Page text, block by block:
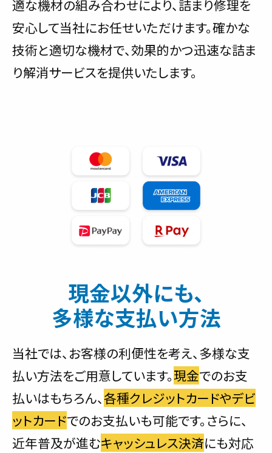
適な機材の組み合わせにより、詰まり修理を
安心して当社にお任せいただけます。確かな
技術と適切な機材で、効果的かつ迅速な詰ま
り解消サービスを提供いたします。
現金以外にも、
多様な支払い方法
当社では、お客様の利便性を考え、多様な支
払い方法をご用意しています。現金でのお支
払いはもちろん、各種クレジットカードやデビ
ットカードでのお支払いも可能です。さらに、
近年普及が進むキャッシュレス決済にも対応